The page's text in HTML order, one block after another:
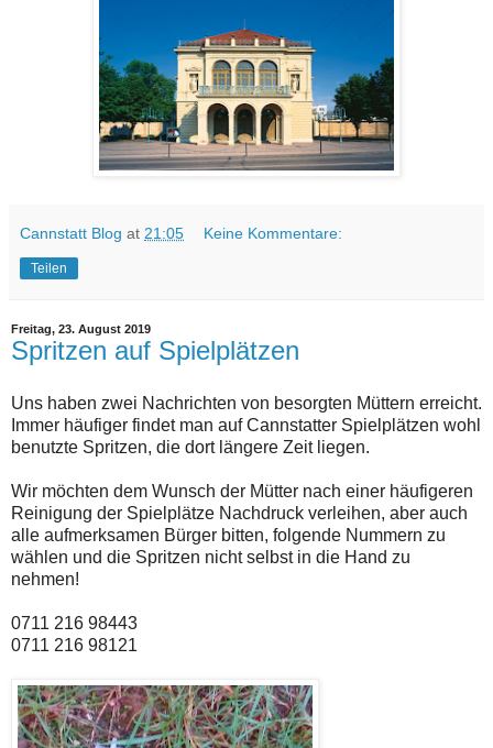
Cannstatt Blog at 21:05 Keine Kommentare:
Teilen
Freitag, 23. August 2019
Spritzen auf Spielplätzen
Uns haben zwei Nachrichten von besorgten Müttern erreicht.
Immer häufiger findet man auf Cannstatter Spielplätzen wohl
benutzte Spritzen, die dort längere Zeit liegen.
Wir möchten dem Wunsch der Mütter nach einer häufigeren
Reinigung der Spielplätze Nachdruck verleihen, aber auch
alle aufmerksamen Bürger bitten, folgende Nummern zu
wählen und die Spritzen nicht selbst in die Hand zu
nehmen!
0711 216 98443
0711 216 98121